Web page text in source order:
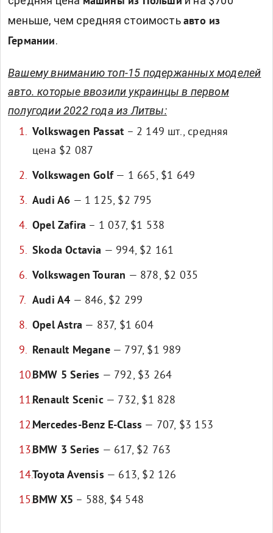
меньше, чем средняя стоимость авто из
Германии.
Вашему вниманию топ-15 подержанных моделей
авто. которые ввозили украинцы в первом
полугодии 2022 года из Литвы:
Volkswagen Passat – 2 149 шт., средняя
цена $2 087
Volkswagen Golf — 1 665, $1 649
Audi A6 — 1 125, $2 795
Opel Zafira – 1 037, $1 538
Skoda Octavia — 994, $2 161
Volkswagen Touran — 878, $2 035
Audi A4 — 846, $2 299
Opel Astra — 837, $1 604
Renault Megane — 797, $1 989
BMW 5 Series — 792, $3 264
Renault Scenic — 732, $1 828
Mercedes-Benz E-Class — 707, $3 153
BMW 3 Series — 617, $2 763
Toyota Avensis — 613, $2 126
BMW X5 – 588, $4 548